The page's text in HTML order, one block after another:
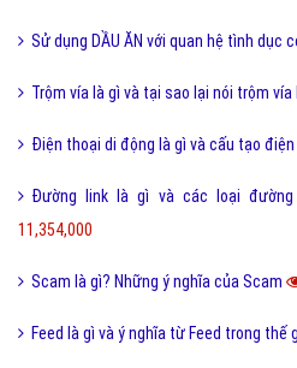
Sử dụng DẦU ĂN với quan hệ tình dục
Trộm vía là gì và tại sao lại nói trộm vía
Điện thoại di động là gì và cấu tạo
Đường link là gì và các loại
11,354,000
Scam là gì? Những ý nghĩa của Scam
Feed là gì và ý nghĩa từ Feed trong thế